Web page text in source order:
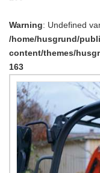
Warning: Undefined
/home/husgrund/
content/themes/
163